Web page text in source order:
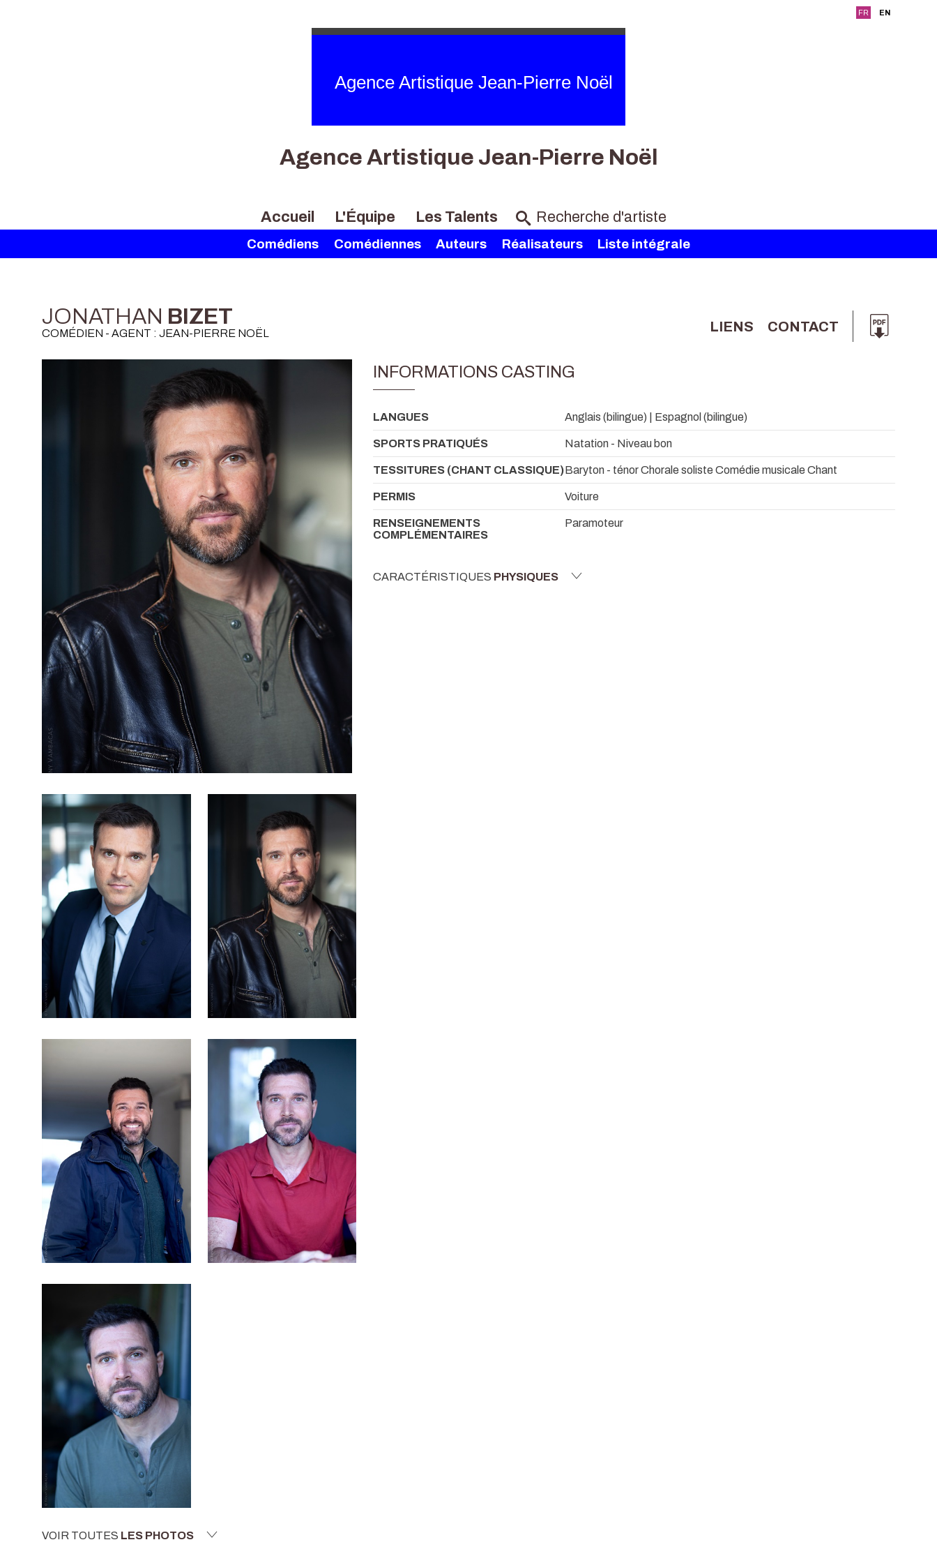
FR EN
Agence Artistique Jean-Pierre Noël
Agence Artistique Jean-Pierre Noël
Accueil L'Équipe Les Talents
Comédiens Comédiennes Auteurs Réalisateurs Liste intégrale
JONATHAN BIZET
COMÉDIEN - AGENT : JEAN-PIERRE NOËL LIENS CONTACT
VOIR TOUTES LES PHOTOS
INFORMATIONS CASTING
LANGUES Anglais (bilingue) | Espagnol (bilingue)
SPORTS PRATIQUÉS Natation - Niveau bon
TESSITURES (CHANT CLASSIQUE)Baryton - ténor Chorale soliste Comédie musicale Chant
PERMIS Voiture
RENSEIGNEMENTS
COMPLÉMENTAIRES
Paramoteur
CARACTÉRISTIQUES PHYSIQUES